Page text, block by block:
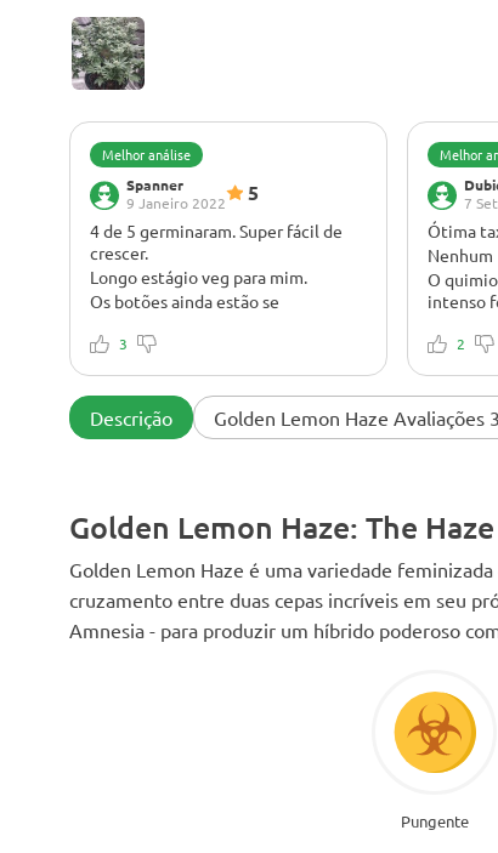
Melhor análise
Spanner
9 Janeiro 2022
5
4 de 5 germinaram. Super fácil de
crescer.
Longo estágio veg para mim.
Os botões ainda estão se
esticado por algum motivo em
ótimos. As fotos são flor da semana
3.
3
Melhor
7
Ótima
Nenhum
O
intenso
2
Descrição Golden Lemon Haze Avaliações 3
Golden Lemon Haze: The
Golden Lemon Haze é uma variedade
cruzamento entre duas cepas incríveis em seu
Amnesia - para produzir um híbrido poderoso
Pungente